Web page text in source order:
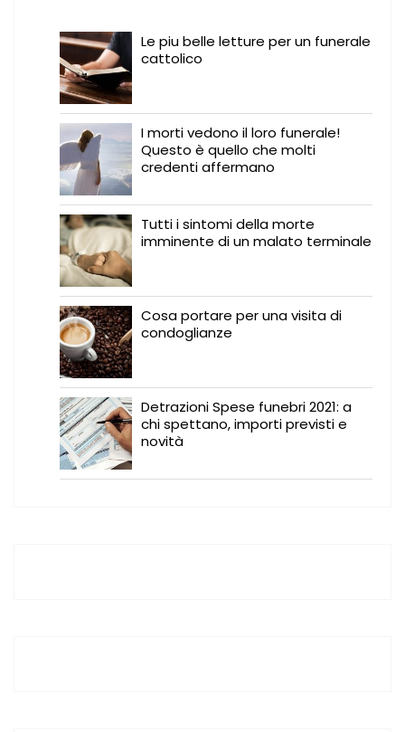
Le piu belle letture per un funerale
cattolico
I morti vedono il loro funerale!
Questo è quello che molti
credenti affermano
Tutti i sintomi della morte
imminente di un malato terminale
Cosa portare per una visita di
condoglianze
Detrazioni Spese funebri 2021: a
chi spettano, importi previsti e
novità